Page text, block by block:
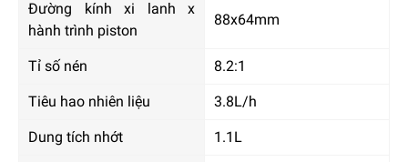
Đường kính xi lanh x
hành trình piston
88x64mm
Tỉ số nén 8.2:1
Tiêu hao nhiên liệu 3.8L/h
Dung tích nhớt 1.1L